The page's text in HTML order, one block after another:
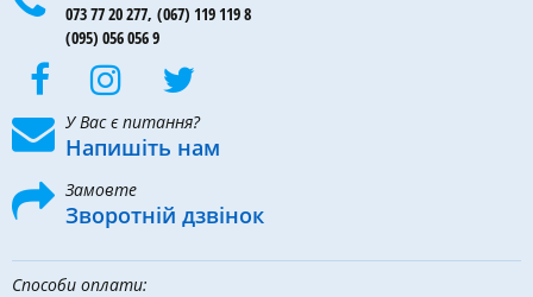
073 77 20 277, (067) 119 119 8
(095) 056 056 9
У Вас є питання?
Напишіть нам
Замовте
Зворотній дзвінок
Способи оплати: